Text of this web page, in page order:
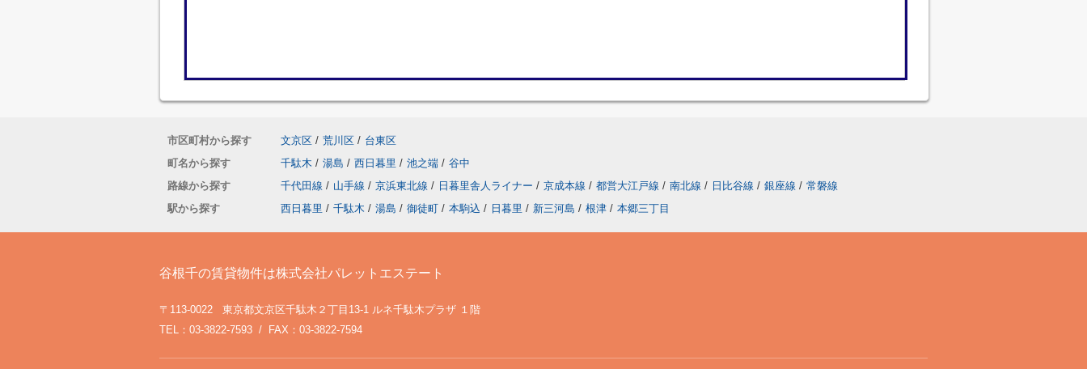
市区町村から探す 文京区 / 荒川区 / 台東区
町名から探す
千駄木 / 湯島 / 西日暮里 / 池之端 / 谷中
路線から探す
千代田線 / 山手線 / 京浜東北線 / 日暮里舎人ライナー / 京成本線 / 都営大江戸線 / 南北線 / 日比谷線 / 銀座線 / 常磐線
駅から探す
西日暮里 / 千駄木 / 湯島 / 御徒町 / 本駒込 / 日暮里 / 新三河島 / 根津 / 本郷三丁目
谷根千の賃貸物件は株式会社パレットエステート
〒113-0022 東京都文京区千駄木２丁目13-1 ルネ千駄木プラザ １階
TEL：03-3822-7593 / FAX：03-3822-7594